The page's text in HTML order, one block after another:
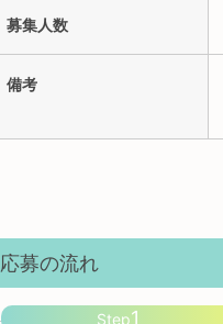
募集人数
備考
応募の流れ
Step1